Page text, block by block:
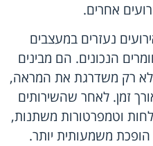
אחרים.
נעזרים במעצבים
הנכונים. הם מבינים
לא רק משדרגת את המראה,
זמן. לאחר שהשירותים
וטמפרטורות משתנות,
משמעותית יותר.